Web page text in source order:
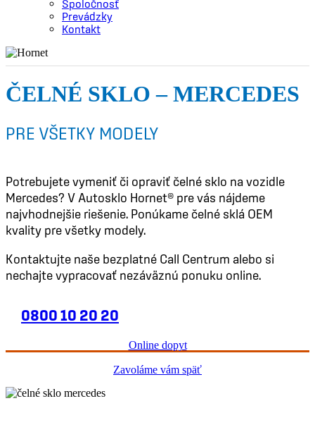
Spoločnosť
Prevádzky
Kontakt
ČELNÉ SKLO – MERCEDES
PRE VŠETKY MODELY
Potrebujete vymeniť či opraviť čelné sklo na vozidle
Mercedes? V Autosklo Hornet® pre vás nájdeme
najvhodnejšie riešenie. Ponúkame čelné sklá OEM
kvality pre všetky modely.
Kontaktujte naše bezplatné Call Centrum alebo si
nechajte vypracovať nezáväznú ponuku online.
0800 10 20 20
Online dopyt
Zavoláme vám späť